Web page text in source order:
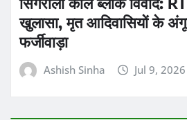
Ashish Sinha Jul 9, 2026